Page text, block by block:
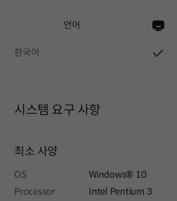
언어
한국어
시스템 요구 사항
최소 사양
OS
Windows® 10
Processor
Intel Pentium 3